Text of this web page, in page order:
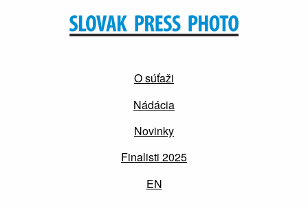
O súťaži
Nádácia
Novinky
Finalisti 2025
EN